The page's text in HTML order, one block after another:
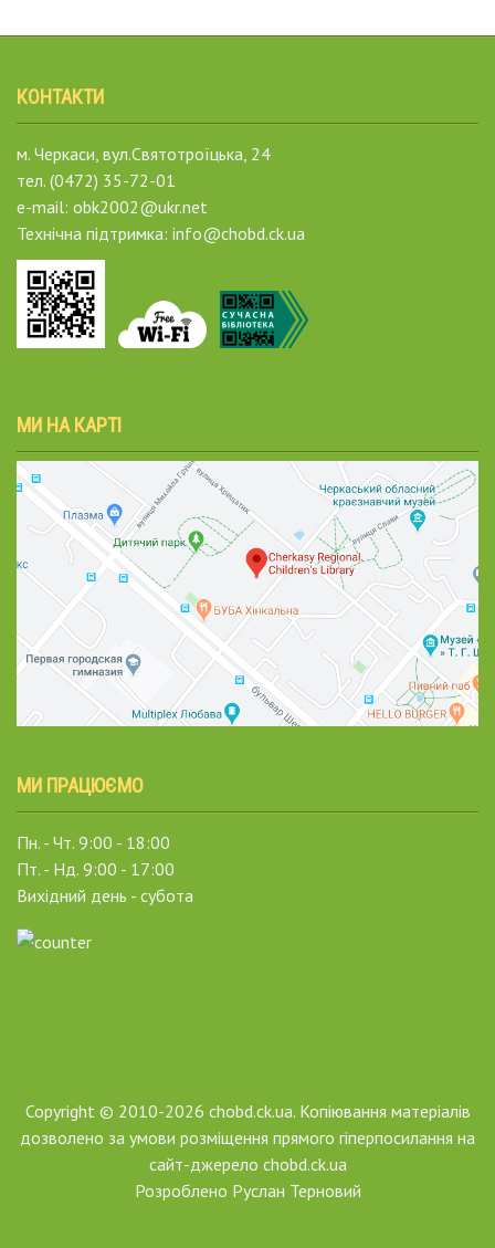
КОНТАКТИ
м. Черкаси, вул.Святотроїцька, 24
тел. (0472) 35-72-01
e-mail: obk2002@ukr.net
Технічна підтримка: info@chobd.ck.ua
МИ НА КАРТІ
МИ ПРАЦЮЄМО
Пн. - Чт. 9:00 - 18:00
Пт. - Нд. 9:00 - 17:00
Вихідний день - субота
Copyright © 2010-2026 chobd.ck.ua. Копіювання матеріалів
дозволено за умови розміщення прямого гіперпосилання на
сайт-джерело chobd.ck.ua
Розроблено Руслан Терновий